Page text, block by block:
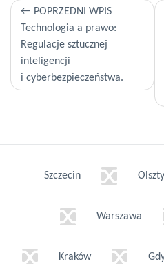
Nawigacja
wpisu
POPRZEDNI WPIS
Technologia a prawo:
Regulacje sztucznej
inteligencji
i cyberbezpieczeństwa.
Szczecin
Warszawa
Kraków